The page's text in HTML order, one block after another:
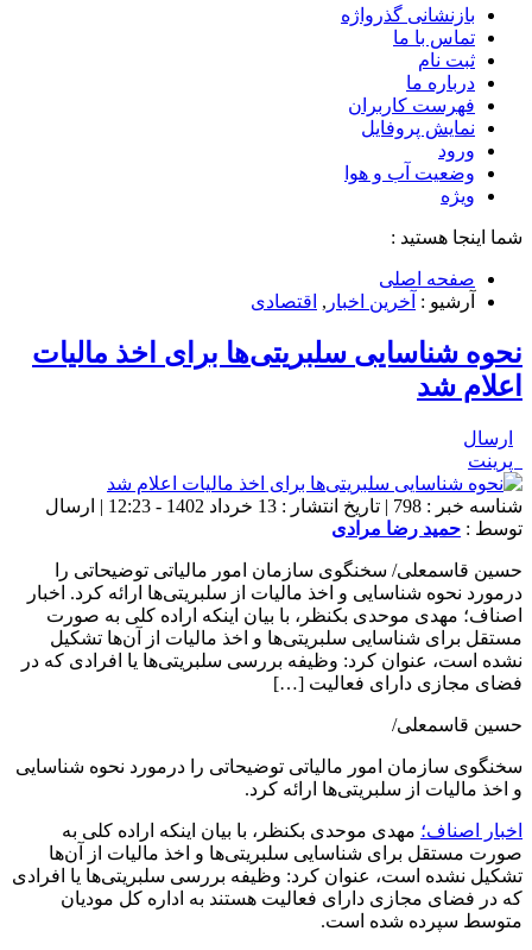
بازنشانی گذرواژه
تماس با ما
ثبت نام
درباره ما
فهرست کاربران
نمایش پروفایل
ورود
وضعیت آب و هوا
ویژه
شما اینجا هستید :
صفحه اصلی
آرشیو : آخرین اخبار , اقتصادی
نحوه شناسایی سلبریتی‌ها برای اخذ مالیات
اعلام شد
ارسال
پرینت
شناسه خبر : 798 | تاریخ انتشار : 13 خرداد 1402 - 12:23 | ارسال
توسط : حمید رضا مرادی
حسین قاسمعلی/ سخنگوی سازمان امور مالیاتی توضیحاتی را
درمورد نحوه شناسایی و اخذ مالیات از سلبریتی‌ها ارائه کرد. اخبار
اصناف؛ مهدی موحدی بکنظر، با بیان اینکه اراده کلی به صورت
مستقل برای شناسایی سلبریتی‌ها و اخذ مالیات از آن‌ها تشکیل
نشده است، عنوان کرد: وظیفه بررسی سلبریتی‌ها یا افرادی که در
فضای مجازی دارای فعالیت […]
حسین قاسمعلی/
سخنگوی سازمان امور مالیاتی توضیحاتی را درمورد نحوه شناسایی
و اخذ مالیات از سلبریتی‌ها ارائه کرد.
اخبار اصناف؛ مهدی موحدی بکنظر، با بیان اینکه اراده کلی به
صورت مستقل برای شناسایی سلبریتی‌ها و اخذ مالیات از آن‌ها
تشکیل نشده است، عنوان کرد: وظیفه بررسی سلبریتی‌ها یا افرادی
که در فضای مجازی دارای فعالیت هستند به اداره کل مودیان
متوسط سپرده شده است.